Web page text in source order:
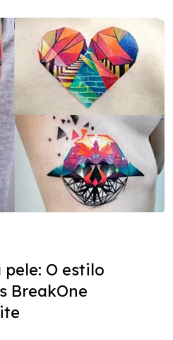
O estilo
BreakOne